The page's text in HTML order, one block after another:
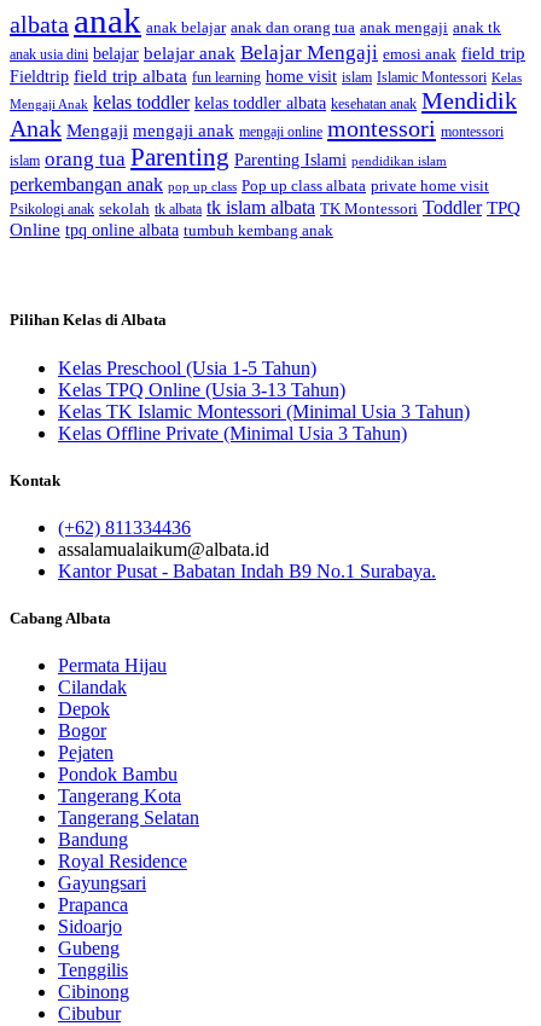
albata anak anak belajar anak dan orang tua anak mengaji anak tk
anak usia dini belajar belajar anak Belajar Mengaji emosi anak field trip
Fieldtrip field trip albata fun learning home visit islam Islamic Montessori Kelas
Mengaji Anak kelas toddler kelas toddler albata kesehatan anak Mendidik
Anak Mengaji mengaji anak mengaji online montessori montessori
islam orang tua Parenting Parenting Islami pendidikan islam
perkembangan anak pop up class Pop up class albata private home visit
Psikologi anak sekolah tk albata tk islam albata TK Montessori Toddler TPQ
Online tpq online albata tumbuh kembang anak
Pilihan Kelas di Albata
Kelas Preschool (Usia 1-5 Tahun)
Kelas TPQ Online (Usia 3-13 Tahun)
Kelas TK Islamic Montessori (Minimal Usia 3 Tahun)
Kelas Offline Private (Minimal Usia 3 Tahun)
Kontak
(+62) 811334436
assalamualaikum@albata.id
Kantor Pusat - Babatan Indah B9 No.1 Surabaya.
Cabang Albata
Permata Hijau
Cilandak
Depok
Bogor
Pejaten
Pondok Bambu
Tangerang Kota
Tangerang Selatan
Bandung
Royal Residence
Gayungsari
Prapanca
Sidoarjo
Gubeng
Tenggilis
Cibinong
Cibubur